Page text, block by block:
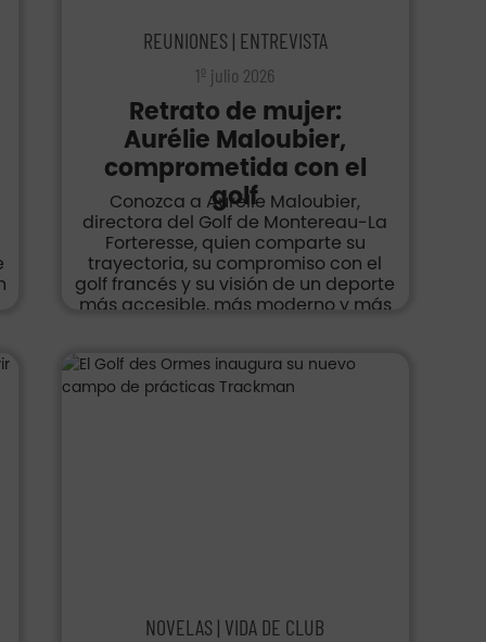
REUNIONES | ENTREVISTA
1º julio 2026
Retrato de mujer:
Aurélie Maloubier,
comprometida con el
golf
Conozca a Aurélie Maloubier,
directora del Golf de Montereau-La
Forteresse, quien comparte su
trayectoria, su compromiso con el
golf francés y su visión de un deporte
más accesible, más moderno y más
NOVELAS | VIDA DE CLUB